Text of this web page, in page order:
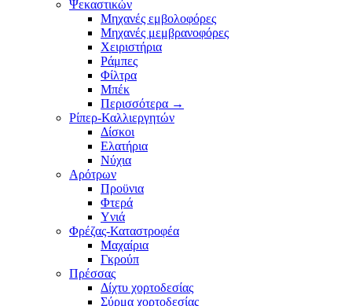
Ψεκαστικών
Μηχανές εμβολοφόρες
Μηχανές μεμβρανοφόρες
Χειριστήρια
Ράμπες
Φίλτρα
Μπέκ
Περισσότερα →
Ρίπερ-Καλλιεργητών
Δίσκοι
Ελατήρια
Νύχια
Αρότρων
Προϋνια
Φτερά
Υνιά
Φρέζας-Καταστροφέα
Mαχαίρια
Γκρούπ
Πρέσσας
Δίχτυ χορτοδεσίας
Σύρμα χορτοδεσίας